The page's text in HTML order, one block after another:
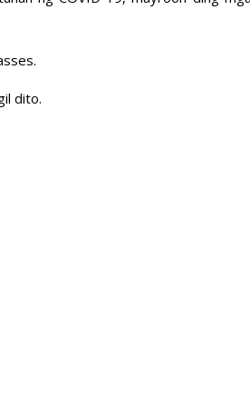
dito.